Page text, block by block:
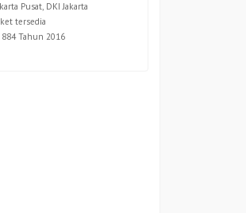
Pusat, DKI Jakarta
tersedia
Tahun 2016